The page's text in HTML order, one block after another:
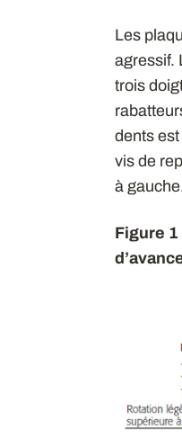
Les
agressif.
trois
dents est
vis de
à
Figure